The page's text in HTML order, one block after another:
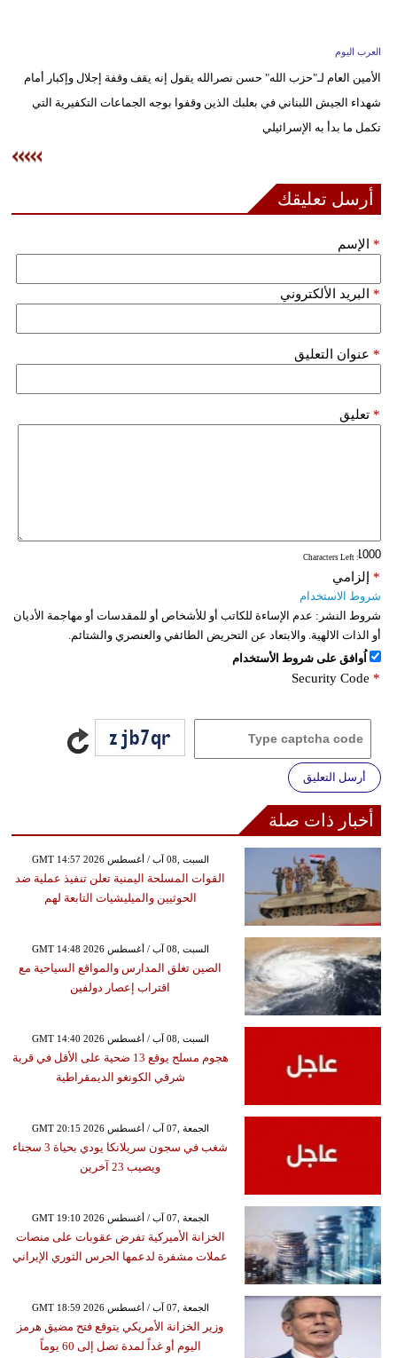
بيئة
أبراج
العرب اليوم
الأمين العام لـ"حزب الله" حسن نصرالله يقول إنه يقف وقفة إجلال وإكبار أمام
شهداء الجيش اللبناني في بعلبك الذين وقفوا بوجه الجماعات التكفيرية التي
تكمل ما بدأ به الإسرائيلي
أرسل تعليقك
الإسم *
البريد الألكتروني *
عنوان التعليق *
تعليق *
: Characters Left
إلزامي *
شروط الاستخدام
شروط النشر: عدم الإساءة للكاتب أو للأشخاص أو للمقدسات أو مهاجمة الأديان
أو الذات الالهية. والابتعاد عن التحريض الطائفي والعنصري والشتائم.
اُوافق على شروط الأستخدام
Security Code *
أرسل التعليق
أخبار ذات صلة
GMT 14:57 2026 السبت ,08 آب / أغسطس
القوات المسلحة اليمنية تعلن تنفيذ عملية ضد
الحوثيين والميليشيات التابعة لهم
GMT 14:48 2026 السبت ,08 آب / أغسطس
الصين تغلق المدارس والمواقع السياحية مع
اقتراب إعصار دولفين
GMT 14:40 2026 السبت ,08 آب / أغسطس
هجوم مسلح يوقع 13 ضحية على الأقل في قرية
شرقي الكونغو الديمقراطية
GMT 20:15 2026 الجمعة ,07 آب / أغسطس
شغب في سجون سريلانكا يودي بحياة 3 سجناء
ويصيب 23 آخرين
GMT 19:10 2026 الجمعة ,07 آب / أغسطس
الخزانة الأميركية تفرض عقوبات على منصات
عملات مشفرة لدعمها الحرس الثوري الإيراني
GMT 18:59 2026 الجمعة ,07 آب / أغسطس
وزير الخزانة الأمريكي يتوقع فتح مضيق هرمز
اليوم أو غداً لمدة تصل إلى 60 يوماً